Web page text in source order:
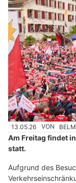
13.05.26 VON
Am Freitag findet
statt.
Aufgrund des